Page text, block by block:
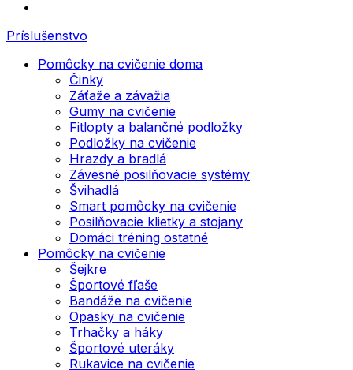
Príslušenstvo
Pomôcky na cvičenie doma
Činky
Záťaže a závažia
Gumy na cvičenie
Fitlopty a balančné podložky
Podložky na cvičenie
Hrazdy a bradlá
Závesné posilňovacie systémy
Švihadlá
Smart pomôcky na cvičenie
Posilňovacie klietky a stojany
Domáci tréning ostatné
Pomôcky na cvičenie
Šejkre
Športové fľaše
Bandáže na cvičenie
Opasky na cvičenie
Trhačky a háky
Športové uteráky
Rukavice na cvičenie